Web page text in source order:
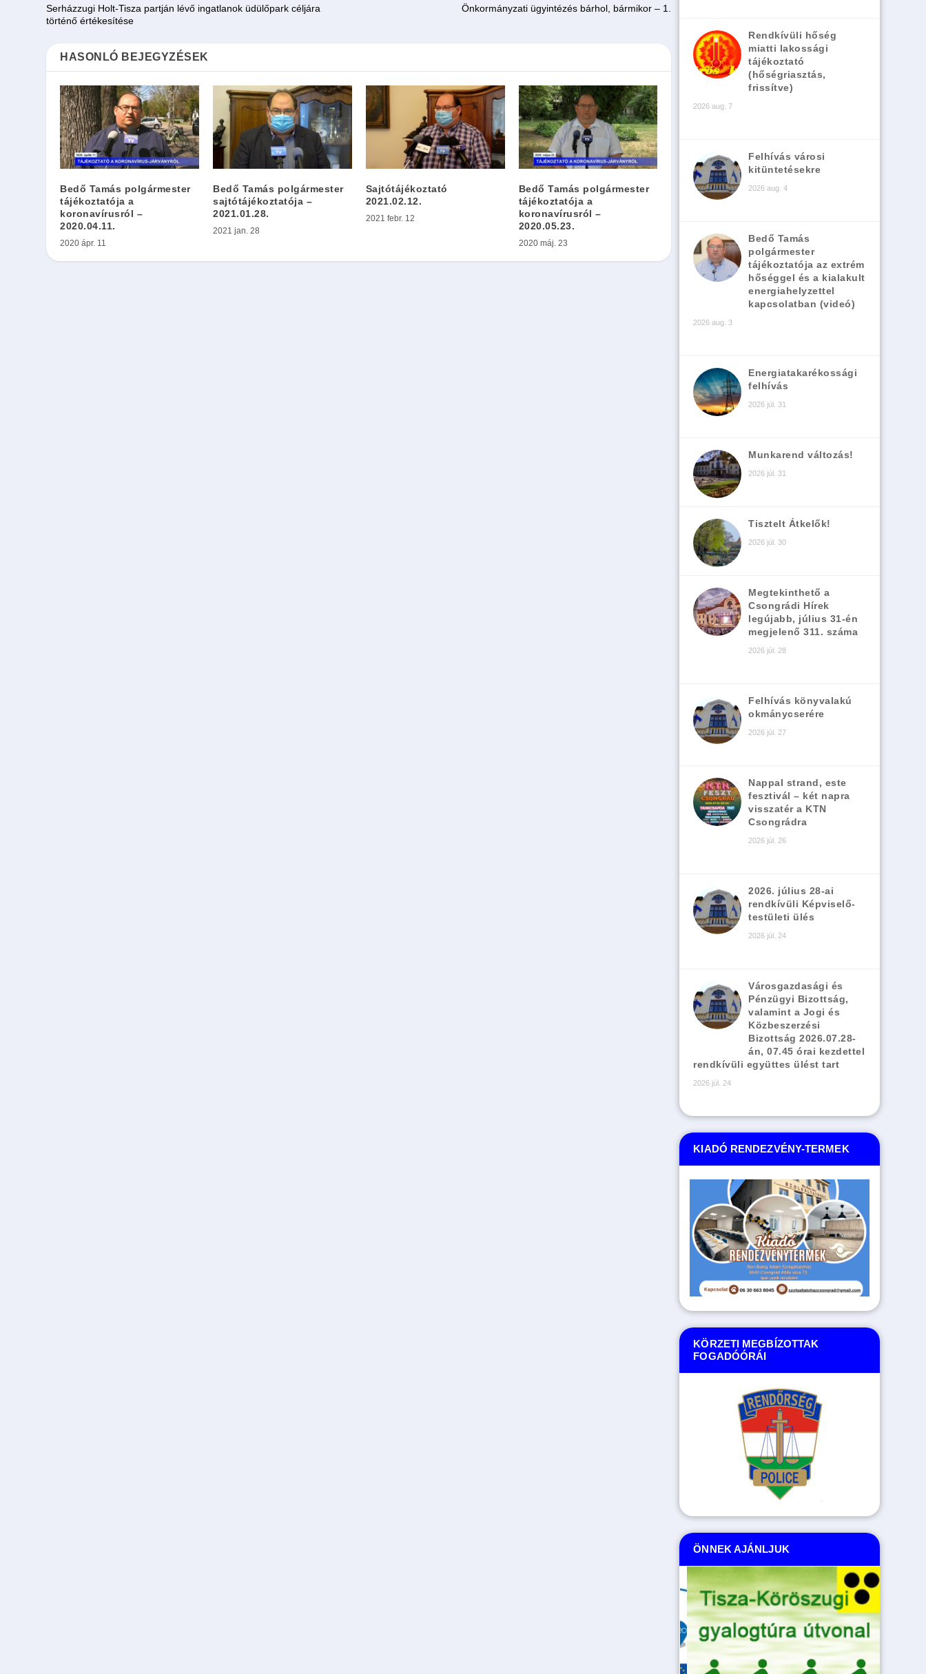
Serházzugi Holt-Tisza partján lévő ingatlanok üdülőpark céljára
történő értékesítése
Önkormányzati ügyintézés bárhol, bármikor – 1.
HASONLÓ BEJEGYZÉSEK
Bedő Tamás polgármester
tájékoztatója a
koronavírusról –
2020.04.11.
2020 ápr. 11
Bedő Tamás polgármester
sajtótájékoztatója –
2021.01.28.
2021 jan. 28
Sajtótájékoztató
2021.02.12.
2021 febr. 12
Bedő Tamás polgármester
tájékoztatója a
koronavírusról –
2020.05.23.
2020 máj. 23
Rendkívüli hőség
miatti lakossági
tájékoztató
(hőségriasztás,
frissítve)
2026 aug. 7
Felhívás városi
kitüntetésekre
2026 aug. 4
Bedő Tamás
polgármester
tájékoztatója az extrém
hőséggel és a kialakult
energiahelyzettel
kapcsolatban (videó)
2026 aug. 3
Energiatakarékossági
felhívás
2026 júl. 31
Munkarend változás!
2026 júl. 31
Tisztelt Átkelők!
2026 júl. 30
Megtekinthető a
Csongrádi Hírek
legújabb, július 31-én
megjelenő 311. száma
2026 júl. 28
Felhívás könyvalakú
okmánycserére
2026 júl. 27
Nappal strand, este
fesztivál – két napra
visszatér a KTN
Csongrádra
2026 júl. 26
2026. július 28-ai
rendkívüli Képviselő-
testületi ülés
2026 júl. 24
Városgazdasági és
Pénzügyi Bizottság,
valamint a Jogi és
Közbeszerzési
Bizottság 2026.07.28-
án, 07.45 órai kezdettel
rendkívüli együttes ülést tart
2026 júl. 24
KIADÓ RENDEZVÉNY-TERMEK
KÖRZETI MEGBÍZOTTAK
FOGADÓÓRÁI
ÖNNEK AJÁNLJUK